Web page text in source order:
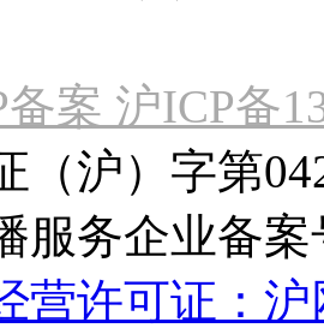
案 沪ICP备
（沪）字第
服务企业备案
营许可证：